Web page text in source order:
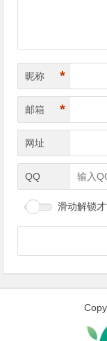
昵称 *
邮箱 *
网址
QQ
滑动解锁